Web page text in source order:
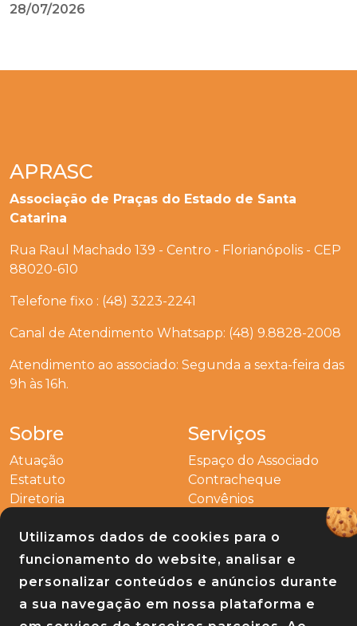
28/07/2026
Utilizamos dados de cookies para o
funcionamento do website, analisar e
personalizar conteúdos e anúncios durante
a sua navegação em nossa plataforma e
APRASC
Associação de Praças do Estado de Santa
Catarina
Rua Raul Machado 139 - Centro - Florianópolis - CEP
88020-610
Telefone fixo : (48) 3223-2241
Canal de Atendimento Whatsapp: (48) 9.8828-2008
Atendimento ao associado: Segunda a sexta-feira das
9h às 16h.
Sobre
Atuação
Estatuto
Diretoria
Serviços
Espaço do Associado
Contracheque
Convênios
Outros
Entre em contato
Links
Baixe nosso app